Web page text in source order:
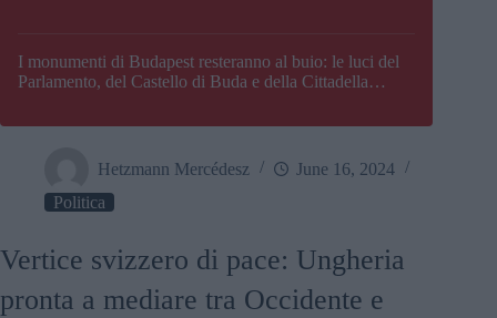
I monumenti di Budapest resteranno al buio: le luci del
Parlamento, del Castello di Buda e della Cittadella
Hetzmann Mercédesz
June 16, 2024
Politica
Vertice svizzero di pace: Ungheria
pronta a mediare tra Occidente e